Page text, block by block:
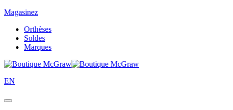
Magasinez
Orthèses
Soldes
Marques
EN